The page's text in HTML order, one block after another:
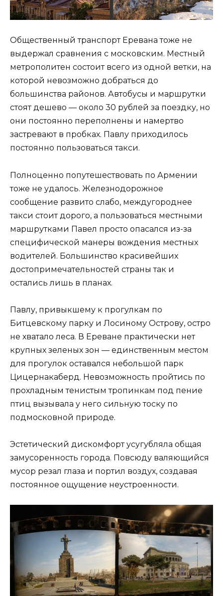
Общественный транспорт Еревана тоже не
выдержал сравнения с московским. Местный
метрополитен состоит всего из одной ветки, на
которой невозможно добраться до
большинства районов. Автобусы и маршрутки
стоят дешево — около 30 рублей за поездку, но
они постоянно переполнены и намертво
застревают в пробках. Павлу приходилось
постоянно пользоваться такси.
Полноценно попутешествовать по Армении
тоже не удалось. Железнодорожное
сообщение развито слабо, междугороднее
такси стоит дорого, а пользоваться местными
маршрутками Павел просто опасался из-за
специфической манеры вождения местных
водителей. Большинство красивейших
достопримечательностей страны так и
остались лишь в планах.
Павлу, привыкшему к прогулкам по
Битцевскому парку и Лосиному Острову, остро
не хватало леса. В Ереване практически нет
крупных зеленых зон — единственным местом
для прогулок оставался небольшой парк
Цицернакаберд. Невозможность пройтись по
прохладным тенистым тропинкам под пение
птиц вызывала у него сильную тоску по
подмосковной природе.
Эстетический дискомфорт усугубляла общая
замусоренность города. Повсюду валяющийся
мусор резал глаза и портил воздух, создавая
постоянное ощущение неустроенности.